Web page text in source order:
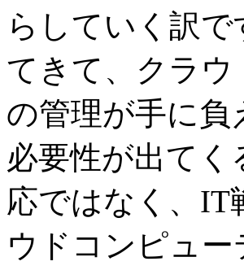
らしていく訳
てきて、クラ
の管理が手に
必要性が出て
応ではなく、IT
ウドコンピュ